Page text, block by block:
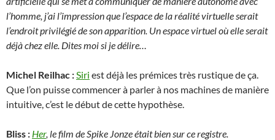
l’homme, j’ai l’impression que l’espace de la réalité virtuelle serait
l’endroit privilégié de son apparition. Un espace virtuel où elle serait
déjà chez elle. Dites moi si je délire…
Michel Reilhac :Siri est déjà les prémices très rustique de ça.
Que l’on puisse commencer à parler à nos machines de manière
intuitive, c’est le début de cette hypothèse.
Bliss : Her, le film de Spike Jonze était bien sur ce registre.